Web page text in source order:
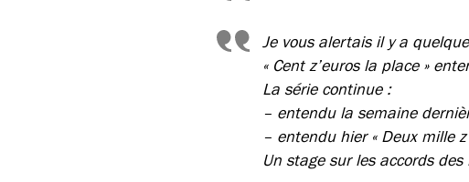
Je vous alertais il y a
« Cent z’euros la place »
La série continue :
– entendu la semaine
– entendu hier « Deux mille
Un stage sur les accords des